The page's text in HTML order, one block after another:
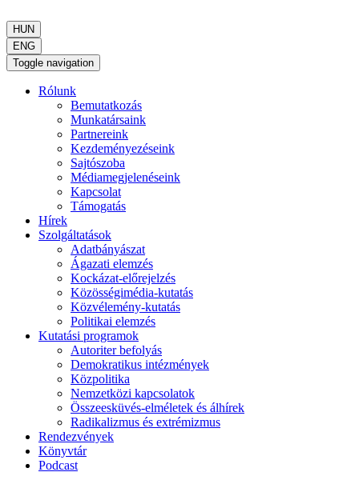
HUN
ENG
Toggle navigation
Rólunk
Bemutatkozás
Munkatársaink
Partnereink
Kezdeményezéseink
Sajtószoba
Médiamegjelenéseink
Kapcsolat
Támogatás
Hírek
Szolgáltatások
Adatbányászat
Ágazati elemzés
Kockázat-előrejelzés
Közösségimédia-kutatás
Közvélemény-kutatás
Politikai elemzés
Kutatási programok
Autoriter befolyás
Demokratikus intézmények
Közpolitika
Nemzetközi kapcsolatok
Összeesküvés-elméletek és álhírek
Radikalizmus és extrémizmus
Rendezvények
Könyvtár
Podcast